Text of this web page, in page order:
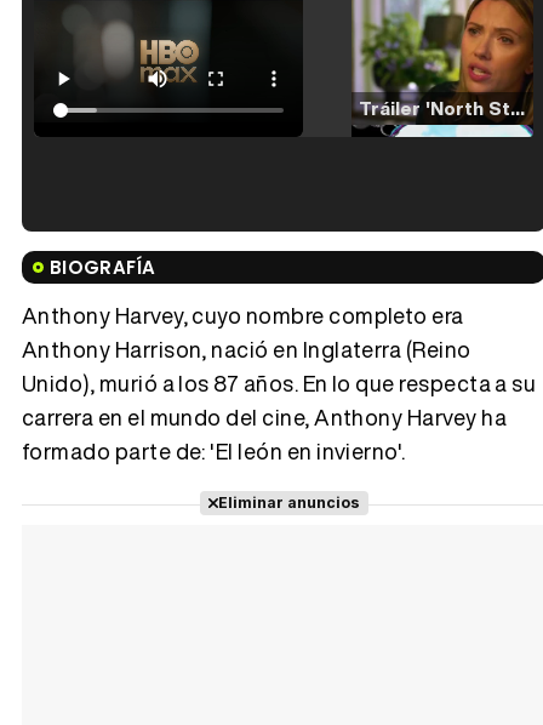
Tráiler 'North Star' (2023)
Tráiler en español de 'La isla olvidada'
Tráiler 'Vida perra' (2026)
BIOGRAFÍA
Anthony Harvey, cuyo nombre completo era
Anthony Harrison, nació en Inglaterra (Reino
Unido), murió a los 87 años. En lo que respecta a su
carrera en el mundo del cine, Anthony Harvey ha
formado parte de: 'El león en invierno'.
Eliminar anuncios